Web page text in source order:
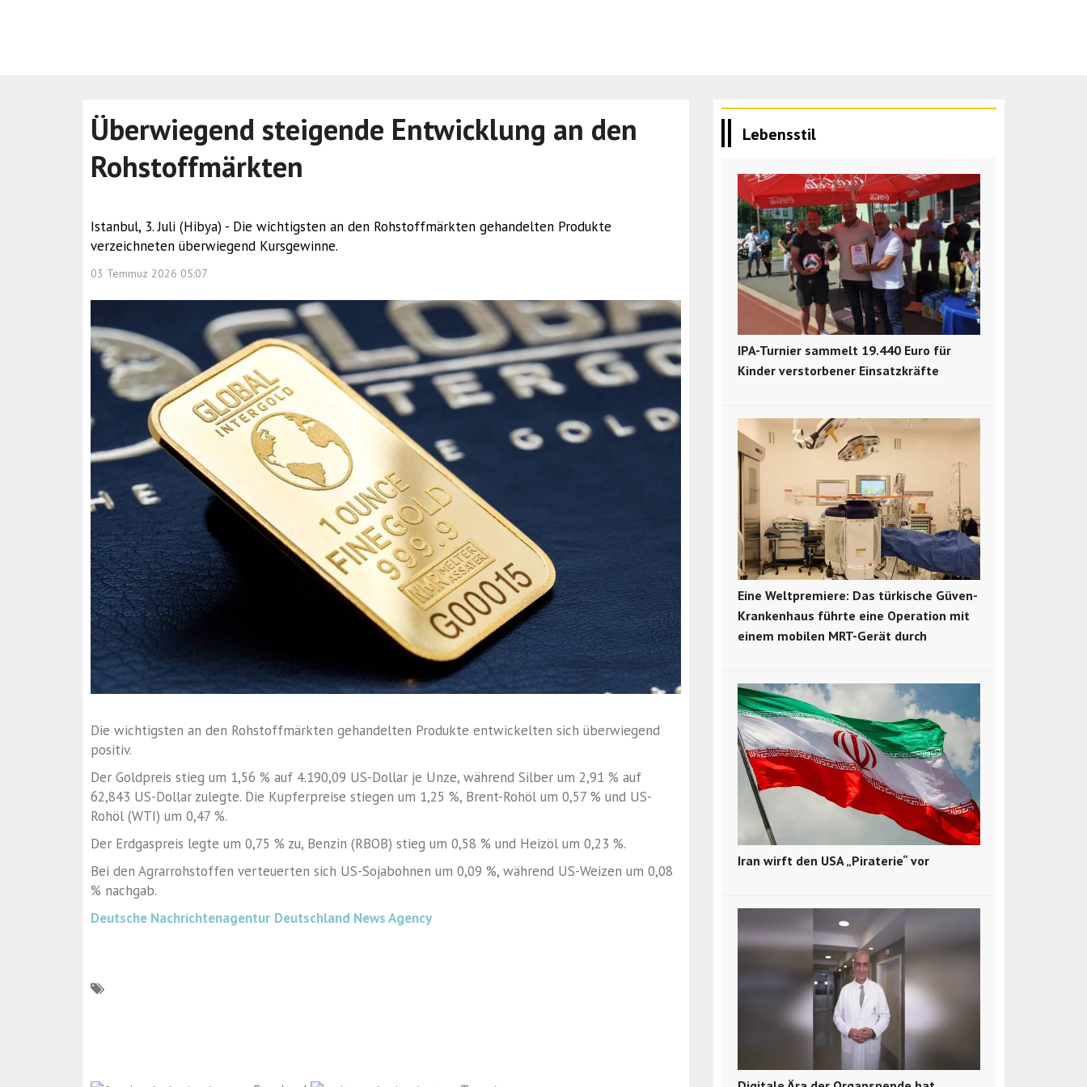
Überwiegend steigende Entwicklung an den
Rohstoffmärkten
Istanbul, 3. Juli (Hibya) - Die wichtigsten an den Rohstoffmärkten gehandelten Produkte
verzeichneten überwiegend Kursgewinne.
03 Temmuz 2026 05:07
Die wichtigsten an den Rohstoffmärkten gehandelten Produkte entwickelten sich überwiegend
positiv.
Der Goldpreis stieg um 1,56 % auf 4.190,09 US-Dollar je Unze, während Silber um 2,91 % auf
62,843 US-Dollar zulegte. Die Kupferpreise stiegen um 1,25 %, Brent-Rohöl um 0,57 % und US-
Rohöl (WTI) um 0,47 %.
Der Erdgaspreis legte um 0,75 % zu, Benzin (RBOB) stieg um 0,58 % und Heizöl um 0,23 %.
Bei den Agrarrohstoffen verteuerten sich US-Sojabohnen um 0,09 %, während US-Weizen um 0,08
% nachgab.
Deutsche Nachrichtenagentur Deutschland News Agency
Lebensstil
IPA-Turnier sammelt 19.440 Euro für
Kinder verstorbener Einsatzkräfte
Eine Weltpremiere: Das türkische Güven-
Krankenhaus führte eine Operation mit
einem mobilen MRT-Gerät durch
Iran wirft den USA „Piraterie“ vor